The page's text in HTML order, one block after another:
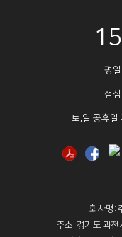
평
점
토,일 공휴일
회사명:
주소: 경기도 과